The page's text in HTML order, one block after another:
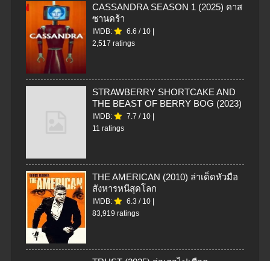
CASSANDRA SEASON 1 (2025) คาส
ซานดร้า
IMDB: 6.6 / 10 |
2,517 ratings
STRAWBERRY SHORTCAKE AND
THE BEAST OF BERRY BOG (2023)
IMDB: 7.7 / 10 |
11 ratings
THE AMERICAN (2010) ล่าเด็ดหัวมือ
สังหารหนีสุดโลก
IMDB: 6.3 / 10 |
83,919 ratings